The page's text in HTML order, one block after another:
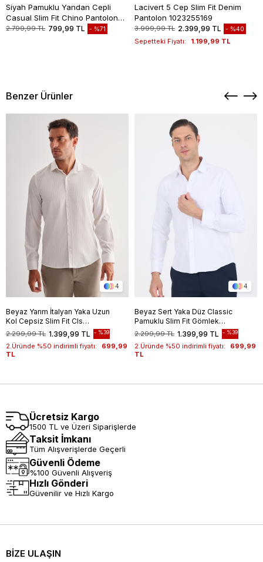
Siyah Pamuklu Yandan Cepli
Casual Slim Fit Chino Pantolon
1003235117
2.799,99 TL 799,99 TL %71
Lacivert 5 Cep Slim Fit Denim
Pantolon 1023255169
3.999,99 TL 2.399,99 TL %40
Sepetteki Fiyatı: 1.199,99 TL
Benzer Ürünler
4
Beyaz Yarım İtalyan Yaka Uzun
Kol Cepsiz Slim Fit Cls
Gömlek 1004255174
1.399,99 TL
2.299,99 TL %39
2.Üründe %50 indirimli fiyatı:
699,99
TL
4
Beyaz Sert Yaka Düz Classic
Pamuklu Slim Fit Gömlek
1004250214 1.399,99 TL
2.299,99 TL %39
2.Üründe %50 indirimli fiyatı:
699,99
TL
Ücretsiz Kargo
1500 TL ve Üzeri Siparişlerde
Taksit İmkanı
Tüm Alışverişlerde Geçerli
Güvenli Ödeme
%100 Güvenli Alışveriş
Hızlı Gönderi
Güvenilir ve Hızlı Kargo
BİZE ULAŞIN